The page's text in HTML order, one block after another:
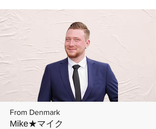
From Denmark
Mike★マイク